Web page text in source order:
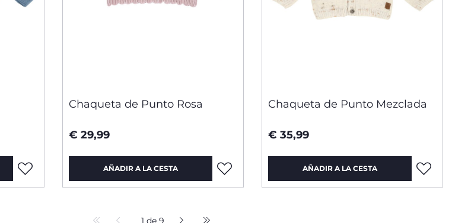
Chaqueta de Punto Rosa
€ 29,99
AÑADIR A LA CESTA
Chaqueta de Punto Mezclada
€ 35,99
AÑADIR A LA CESTA
1 de 9